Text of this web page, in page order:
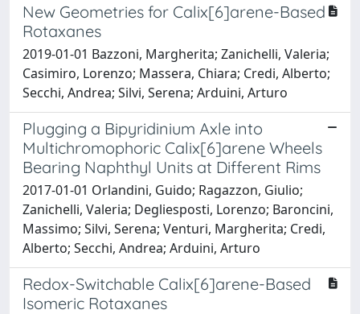
New Geometries for Calix[6]arene-Based
Rotaxanes
2019-01-01 Bazzoni, Margherita; Zanichelli, Valeria;
Casimiro, Lorenzo; Massera, Chiara; Credi, Alberto;
Secchi, Andrea; Silvi, Serena; Arduini, Arturo
Plugging a Bipyridinium Axle into
Multichromophoric Calix[6]arene Wheels
Bearing Naphthyl Units at Different Rims
2017-01-01 Orlandini, Guido; Ragazzon, Giulio;
Zanichelli, Valeria; Degliesposti, Lorenzo; Baroncini,
Massimo; Silvi, Serena; Venturi, Margherita; Credi,
Alberto; Secchi, Andrea; Arduini, Arturo
Redox-Switchable Calix[6]arene-Based
Isomeric Rotaxanes